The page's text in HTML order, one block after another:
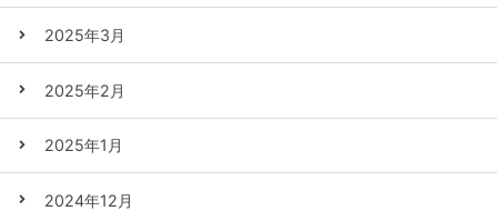
2025年3月
2025年2月
2025年1月
2024年12月